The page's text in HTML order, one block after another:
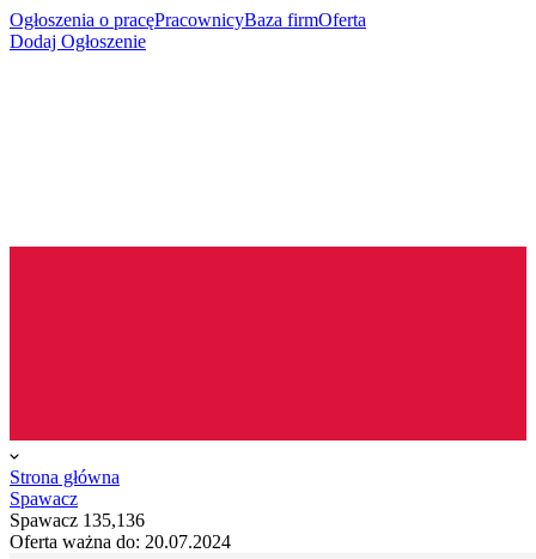
Ogłoszenia o pracęPracownicyBaza firmOferta
Dodaj Ogłoszenie
Strona główna
Spawacz
Spawacz 135,136
Oferta ważna do: 20.07.2024